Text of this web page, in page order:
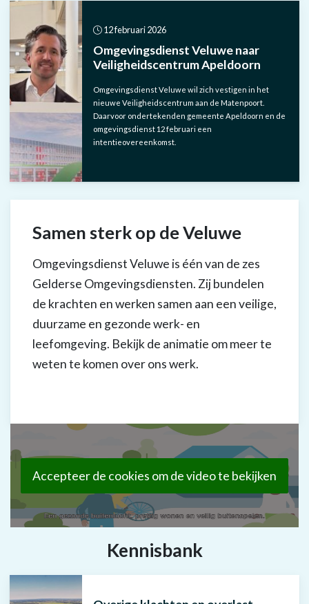
Omgevingsdienst Veluwe naar
Veiligheidscentrum Apeldoorn
12 februari 2026
Omgevingsdienst Veluwe wil zich vestigen in het
nieuwe Veiligheidscentrum aan de Matenpoort.
Daarvoor ondertekenden gemeente Apeldoorn en de
omgevingsdienst 12 februari een
intentieovereenkomst.
Samen sterk op de Veluwe
Omgevingsdienst Veluwe is één van de zes
Gelderse Omgevingsdiensten. Zij bundelen
de krachten en werken samen aan een veilige,
duurzame en gezonde werk- en
leefomgeving. Bekijk de animatie om meer te
weten te komen over ons werk.
Accepteer de cookies om de video te bekijken
a
Kennisbank